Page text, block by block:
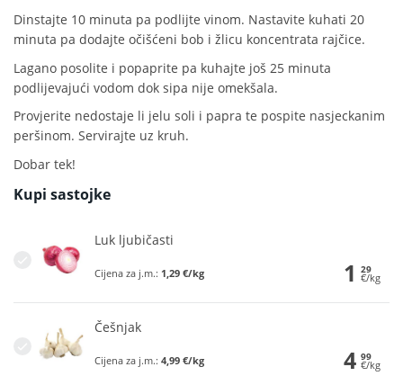
Dinstajte 10 minuta pa podlijte vinom. Nastavite kuhati 20
minuta pa dodajte očišćeni bob i žlicu koncentrata rajčice.
Lagano posolite i popaprite pa kuhajte još 25 minuta
podlijevajući vodom dok sipa nije omekšala.
Provjerite nedostaje li jelu soli i papra te pospite nasjeckanim
peršinom. Servirajte uz kruh.
Dobar tek!
Kupi sastojke
Luk ljubičasti
Cijena za j.m.: 1,29 €/kg 1 29
€/kg
Češnjak
Cijena za j.m.: 4,99 €/kg 4 99
€/kg